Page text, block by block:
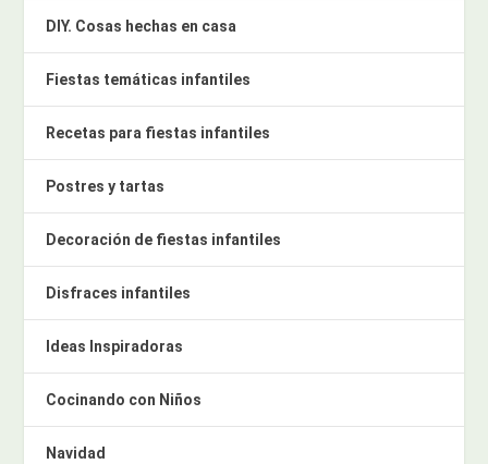
DIY. Cosas hechas en casa
Fiestas temáticas infantiles
Recetas para fiestas infantiles
Postres y tartas
Decoración de fiestas infantiles
Disfraces infantiles
Ideas Inspiradoras
Cocinando con Niños
Navidad